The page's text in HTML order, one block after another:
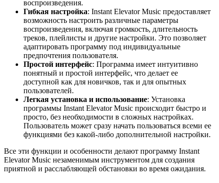
воспроизведения.
Гибкая настройка: Instant Elevator Music предоставляет
возможность настроить различные параметры
воспроизведения, включая громкость, длительность
треков, плейлисты и другие настройки. Это позволяет
адаптировать программу под индивидуальные
предпочтения пользователя.
Простой интерфейс: Программа имеет интуитивно
понятный и простой интерфейс, что делает ее
доступной как для новичков, так и для опытных
пользователей.
Легкая установка и использование: Установка
программы Instant Elevator Music происходит быстро и
просто, без необходимости в сложных настройках.
Пользователь может сразу начать пользоваться всеми ее
функциями без какой-либо дополнительной настройки.
Все эти функции и особенности делают программу Instant
Elevator Music незаменимым инструментом для создания
приятной и расслабляющей обстановки во время ожидания.